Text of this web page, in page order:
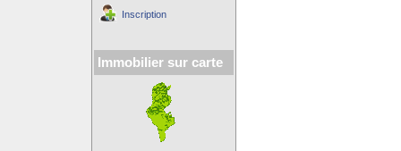
Inscription
Immobilier sur carte